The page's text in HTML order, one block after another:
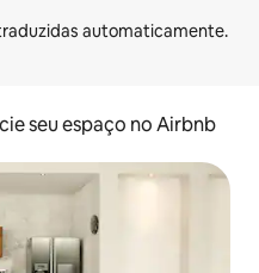
seu espaço no Airbnb